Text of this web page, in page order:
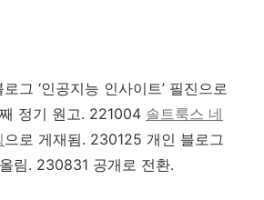
그 ‘인공지능 인사이트’ 필진으로
정기 원고. 221004 솔트룩스 네
으로 게재됨. 230125 개인 블로그
림. 230831 공개로 전환.